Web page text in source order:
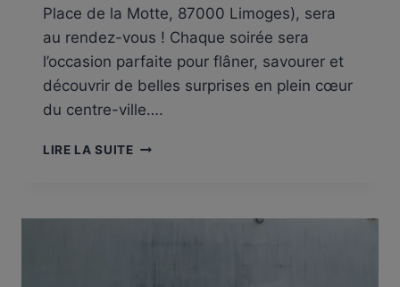
Place de la Motte, 87000 Limoges), sera
au rendez-vous ! Chaque soirée sera
l’occasion parfaite pour flâner, savourer et
découvrir de belles surprises en plein cœur
du centre-ville….
LIRE LA SUITEDATES
HALLES